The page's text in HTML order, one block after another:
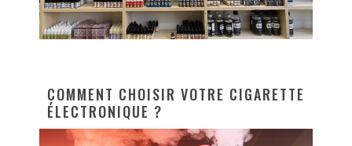
COMMENT CHOISIR VOTRE CIGARETTE
ÉLECTRONIQUE ?